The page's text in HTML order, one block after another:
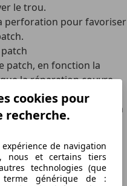
cookies pour
de navigation
nous et certains tiers
technologies (que
générique de :
le trou.
perforation pour favoriser
patch, en fonction la
la réparation couvre
et vérifier l’étanchéité en
l’étanchéité.
?
être adapté au type de